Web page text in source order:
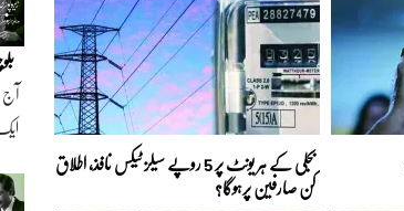
بجلی کے ہر یونٹ پر 5 روپے سیلز ٹیکس نافذ، اطلاق
کن صارفین پرہوگا؟